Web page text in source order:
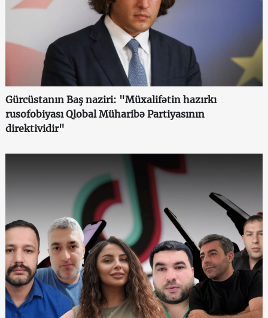
Gürcüstanın Baş naziri: "Müxalifətin hazırkı
rusofobiyası Qlobal Müharibə Partiyasının
direktividir"